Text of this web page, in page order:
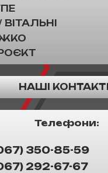
НАШІ
Телефони:
350-85-59
292-67-67